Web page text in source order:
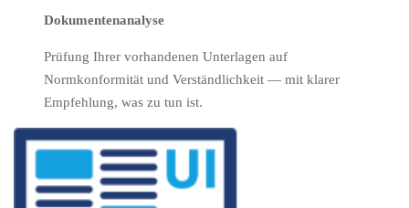
Dokumentenanalyse
Prüfung Ihrer vorhandenen Unterlagen auf
Normkonformität und Verständlichkeit — mit klarer
Empfehlung, was zu tun ist.